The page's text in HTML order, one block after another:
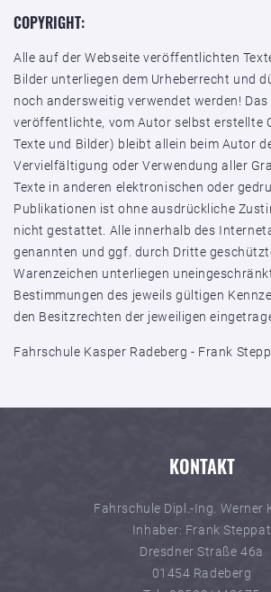
COPYRIGHT:
Alle auf der Webseite veröffentlichten
Bilder unterliegen dem Urheberrecht und
noch andersweitig verwendet werden!
veröffentlichte, vom Autor selbst erstellte
Texte und Bilder) bleibt allein beim Autor
Vervielfältigung oder Verwendung aller
Texte in anderen elektronischen oder
Publikationen ist ohne ausdrückliche
nicht gestattet. Alle innerhalb des
genannten und ggf. durch Dritte
Warenzeichen unterliegen
Bestimmungen des jeweils gültigen
den Besitzrechten der jeweiligen
Fahrschule Kasper Radeberg - Frank
KONTAKT
Fahrschule Dipl.-Ing. Werner
Inhaber: Frank Steppat
Dresdner Straße 46a
01454 Radeberg